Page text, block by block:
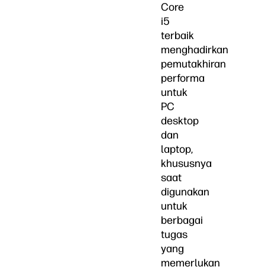
Core
i5
terbaik
menghadirkan
pemutakhiran
performa
untuk
PC
desktop
dan
laptop,
khususnya
saat
digunakan
untuk
berbagai
tugas
yang
memerlukan